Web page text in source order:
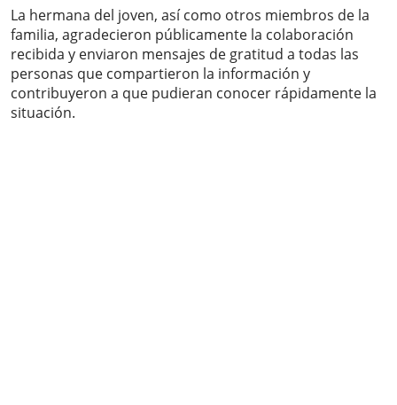
La hermana del joven, así como otros miembros de la
familia, agradecieron públicamente la colaboración
recibida y enviaron mensajes de gratitud a todas las
personas que compartieron la información y
contribuyeron a que pudieran conocer rápidamente la
situación.